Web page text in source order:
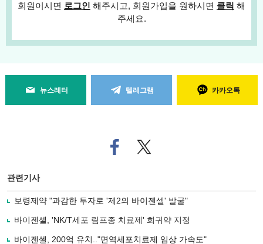
회원이시면 로그인 해주시고, 회원가입을 원하시면 클릭 해
주세요.
뉴스레터 텔레그램 카카오톡
페
이
로
기
사
유
트위
터로
관련기사
보령제약 "과감한 투자로 '제2의 바이젠셀' 발굴"
바이젠셀, 'NK/T세포 림프종 치료제' 희귀약 지정
바이젠셀, 200억 유치.."면역세포치료제 임상 가속도"